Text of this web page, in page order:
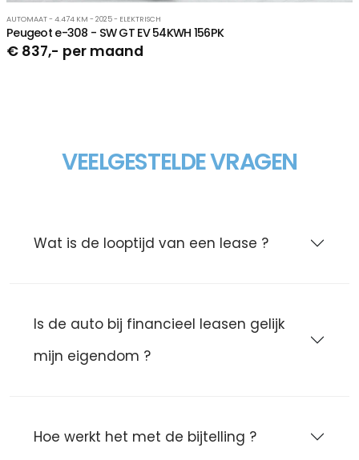
AUTOMAAT - 4.474 KM - 2025 - ELEKTRISCH
Peugeot e-308 - SW GT EV 54KWH 156PK
€ 837,- per maand
VEELGESTELDE VRAGEN
Wat is de looptijd van een lease ?
Is de auto bij financieel leasen gelijk
mijn eigendom ?
Hoe werkt het met de bijtelling ?